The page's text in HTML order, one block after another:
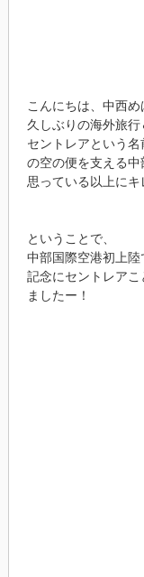
こんにちは、中西め
久しぶりの海外旅行
セントレアという
の空の便を支える中
思っている以上にキ
ということで、
中部国際空港初上陸
記念にセントレア
ましたー！